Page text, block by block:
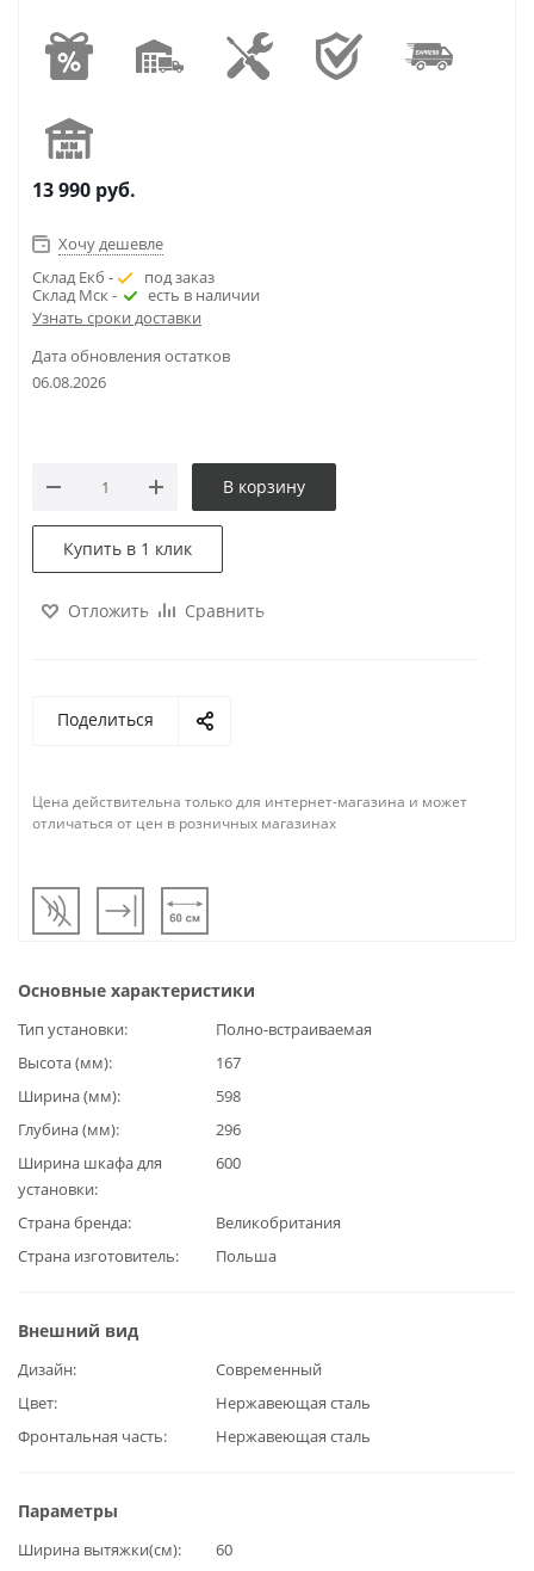
13 990 руб.
Хочу дешевле
Склад Екб -
под заказ
Склад Мск -
есть в наличии
Узнать сроки доставки
Дата обновления остатков
06.08.2026
В корзину
Купить в 1 клик
Отложить Сравнить
Поделиться
Цена действительна только для интернет-магазина и может
отличаться от цен в розничных магазинах
Основные характеристики
Тип установки
Полно-встраиваемая
Высота (мм)
167
Ширина (мм)
598
Глубина (мм)
296
Ширина шкафа для
установки
600
Страна бренда
Великобритания
Страна изготовитель
Польша
Внешний вид
Дизайн
Современный
Цвет
Нержавеющая сталь
Фронтальная часть
Нержавеющая сталь
Параметры
Ширина вытяжки(см) 60